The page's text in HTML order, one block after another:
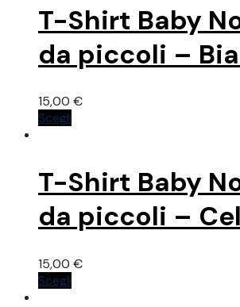
varianti.
Le
opzioni
possono
scelte
nella
prodotto
T-Shirt Baby
da piccoli –
15,00 €
Scegli
varianti.
Le
opzioni
possono
scelte
nella
T-Shirt Baby
da piccoli –
15,00 €
Scegli